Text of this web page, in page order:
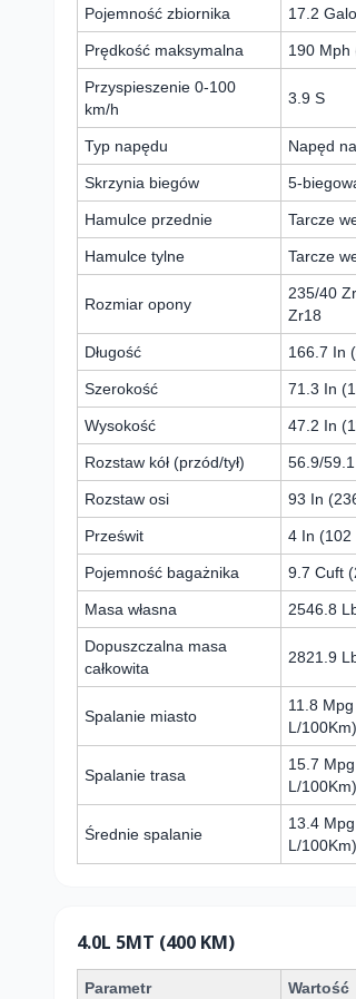
Pojemność zbiornika 17.2
Prędkość maksymalna 190 Mph
Przyspieszenie 0-100
km/h
3.9 S
Typ napędu Napęd
Skrzynia biegów 5-
Hamulce przednie Tarcze
Hamulce tylne Tarcze
Rozmiar opony
235/40
Zr18
Długość 166.7 In
Szerokość 71.3 In
Wysokość 47.2 In
Rozstaw kół (przód/tył) 56.9/
Rozstaw osi 93 In
Prześwit 4 In (102
Pojemność bagażnika 9.7 Cuft
Masa własna 2546.8
Dopuszczalna masa
całkowita
2821.9
Spalanie miasto
11.8
L/100Km)
Spalanie trasa
15.7
L/100Km)
Średnie spalanie
13.4
L/100Km)
4.0L 5MT (400 KM)
Parametr Wartość